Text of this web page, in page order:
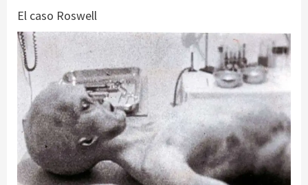
El caso Roswell